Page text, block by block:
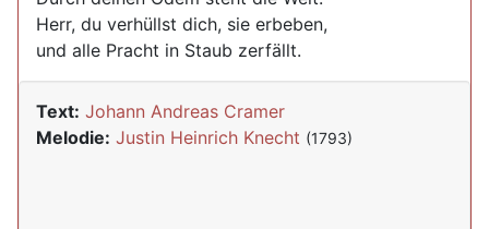
Herr, du verhüllst dich, sie erbeben,
und alle Pracht in Staub zerfällt.
Text: Johann Andreas Cramer
Melodie: Justin Heinrich Knecht (1793)